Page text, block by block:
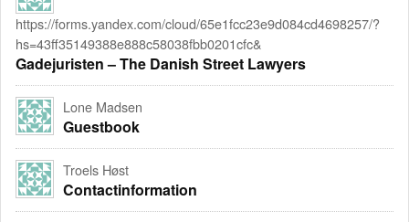
https://forms.yandex.com/cloud/65e1fcc23e9d084cd4698257/?
hs=43ff35149388e888c58038fbb0201cfc&
Gadejuristen – The Danish Street Lawyers
Lone Madsen
Guestbook
Troels Høst
Contactinformation